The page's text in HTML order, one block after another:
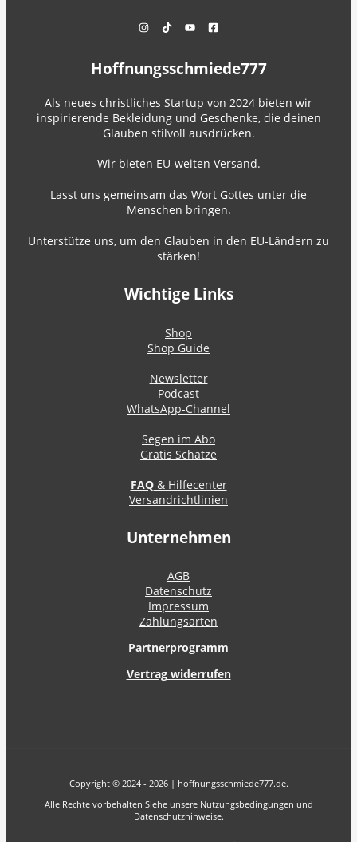
Hoffnungsschmiede777
Als neues christliches Startup von 2024 bieten wir
inspirierende Bekleidung und Geschenke, die deinen
Glauben stilvoll ausdrücken.
Wir bieten EU-weiten Versand.
Lasst uns gemeinsam das Wort Gottes unter die
Menschen bringen.
Unterstütze uns, um den Glauben in den EU-Ländern zu
stärken!
Wichtige Links
Shop
Shop Guide
Newsletter
Podcast
WhatsApp-Channel
Segen im Abo
Gratis Schätze
FAQ& Hilfecenter
Versandrichtlinien
Unternehmen
AGB
Datenschutz
Impressum
Zahlungsarten
Partnerprogramm
Vertrag widerrufen
Copyright © 2024 - 2026 | hoffnungsschmiede777.de.
Alle Rechte vorbehalten Siehe unsere Nutzungsbedingungen und
Datenschutzhinweise.